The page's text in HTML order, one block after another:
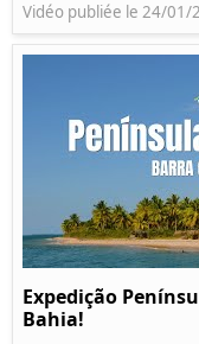
Vidéo publiée le 24/01/
Expedição
Bahia!